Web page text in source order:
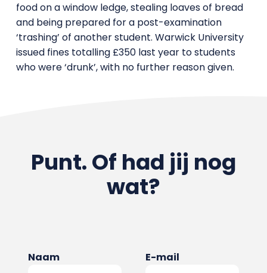
food on a window ledge, stealing loaves of bread
and being prepared for a post-examination
‘trashing’ of another student. Warwick University
issued fines totalling £350 last year to students
who were ‘drunk’, with no further reason given.
Punt. Of had jij nog
wat?
Naam E-mail